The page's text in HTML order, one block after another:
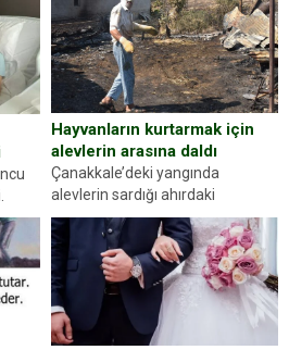
sürücüsünden ehliyet ve ruhsat
sorup belgelerini istedi. Sürücü
Abdurrahman Ö.nün verdiği
evraklarda eksik olduğunu...
Hayvanların kurtarmak için
alevlerin arasına daldı
Çanakkale’deki yangında
alevlerin sardığı ahırdaki
hayvanlarını kurtarmak isteyen
Zeki Demir (66) ölümden döndü.
Yüzünde ve ellerinde yanıklar
oluşan Demir, kâbus dolu anları
anlattı… Merkeze bağlı...